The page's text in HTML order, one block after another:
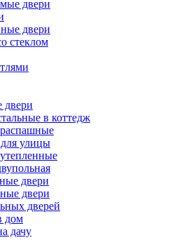
двери
двери
стеклом
двери
в коттедж
улицы
двери
двери
дверей
дом
дачу